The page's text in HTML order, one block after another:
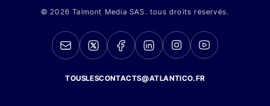
© 2026 Talmont Media SAS. tous droits réservés.
TOUSLESCONTACTS@ATLANTICO.FR